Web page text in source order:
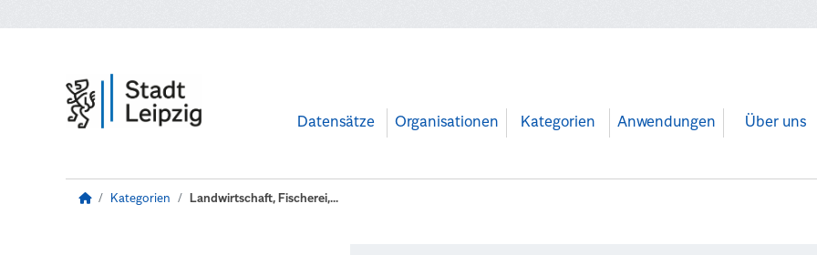
Datensätze Organisationen Kategorien Anwendungen Über uns
Kategorien Landwirtschaft, Fischerei,...